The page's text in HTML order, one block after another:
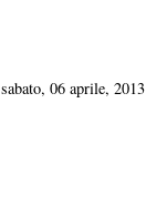
sabato, 06 aprile, 2013